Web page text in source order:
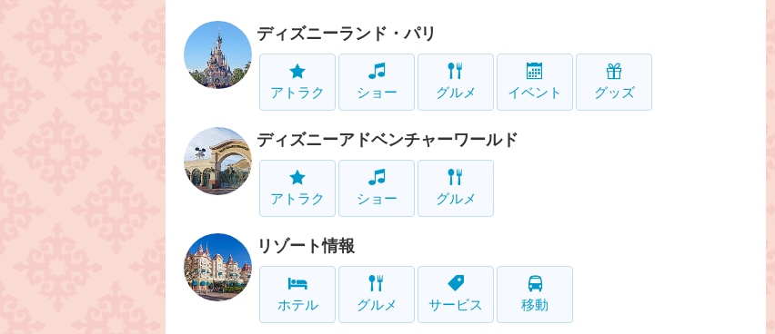
ディズニーランド・パリ
アトラク ショー グルメ イベント グッズ
ディズニーアドベンチャーワールド
アトラク ショー グルメ
リゾート情報
ホテル グルメ サービス 移動